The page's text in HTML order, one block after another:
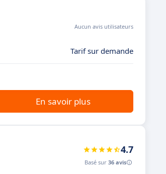
Aucun avis utilisateurs
Tarif sur demande
En savoir plus
4.7
Basé sur 36 avis